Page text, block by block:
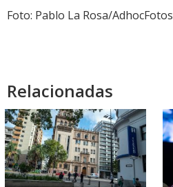
Foto: Pablo La Rosa/AdhocFotos
Relacionadas